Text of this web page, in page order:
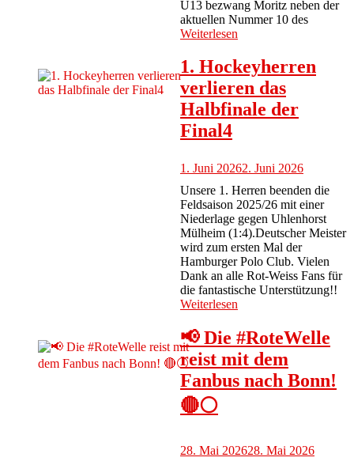
U13 bezwang Moritz neben der
aktuellen Nummer 10 des
Weiterlesen
1. Hockeyherren
verlieren das
Halbfinale der
Final4
1. Juni 20262. Juni 2026
Unsere 1. Herren beenden die
Feldsaison 2025/26 mit einer
Niederlage gegen Uhlenhorst
Mülheim (1:4).Deutscher Meister
wird zum ersten Mal der
Hamburger Polo Club. Vielen
Dank an alle Rot-Weiss Fans für
die fantastische Unterstützung!!
Weiterlesen
📢 Die #RoteWelle
reist mit dem
Fanbus nach Bonn!
🔴⚪️
28. Mai 202628. Mai 2026